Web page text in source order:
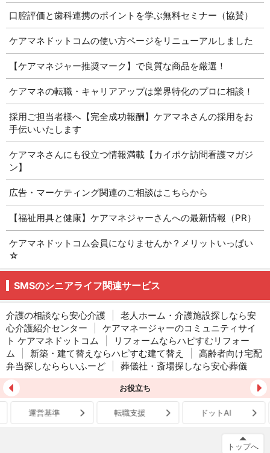
口腔評価と歯科連携のポイントを学ぶ無料セミナー（協賛）
ケアマネドットコムの使い方ページをリニューアルしました
【ケアマネジャー推奨マーク】で良質な商品を厳選！
ケアマネの転職・キャリアアップは業界特化のプロに相談！
採用ご担当者様へ【完全成功報酬】ケアマネさんの採用をお
手伝いいたします
ケアマネさんにも役立つ情報満載【カイポケ訪問看護マガジ
ン】
広告・マーケティング関連のご相談はこちらから
【福祉用具と健康】ケアマネジャーさんへの最新情報（PR）
ケアマネドットコム会員になりませんか？メリットいっぱい
☆
SMSのシニアライフ関連サービス
介護の相談なら安心介護
老人ホーム・介護施設探しなら安
心介護紹介センター
ケアマネージャーのコミュニティサイ
ト ケアマネドットコム
リフォームならハピすむリフォー
ム
新築・建て替えならハピすむ建て替え
高齢者向け宅配
弁当探しなららいふーど
葬儀社・斎場探しなら安心葬儀
お役立ち
運営基準 転職支援 ドットAI
トップへ